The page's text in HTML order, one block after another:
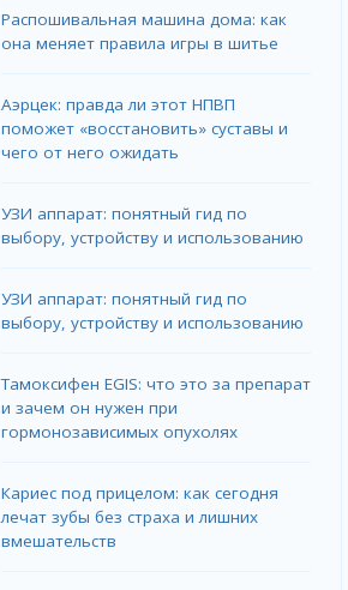
Распошивальная машина дома: как
она меняет правила игры в шитье
Аэрцек: правда ли этот НПВП
поможет «восстановить» суставы и
чего от него ожидать
УЗИ аппарат: понятный гид по
выбору, устройству и использованию
УЗИ аппарат: понятный гид по
выбору, устройству и использованию
Тамоксифен EGIS: что это за препарат
и зачем он нужен при
гормонозависимых опухолях
Кариес под прицелом: как сегодня
лечат зубы без страха и лишних
вмешательств